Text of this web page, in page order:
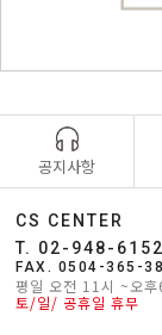
공지사항
CS CENTER
T. 02-948-6152
FAX. 0504-365-
평일 오전 11시 ~오후
토/일/ 공휴일 휴무